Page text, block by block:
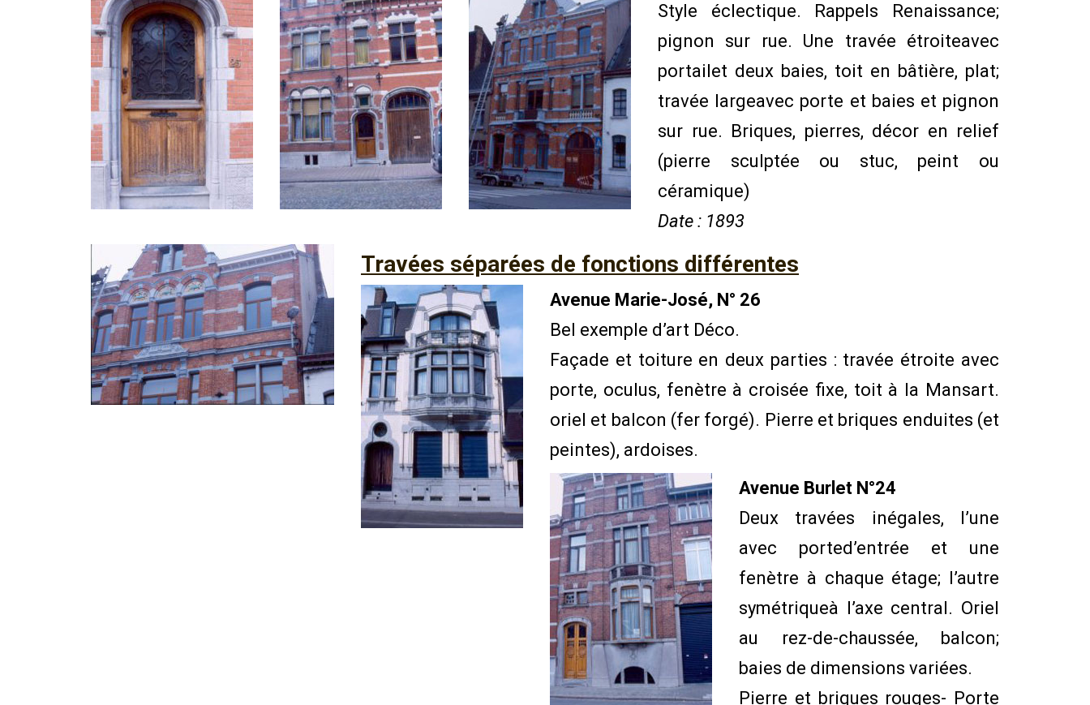
Style éclectique. Rappels Renaissance;
pignon sur rue. Une travée étroiteavec
portailet deux baies, toit en bâtière, plat;
travée largeavec porte et baies et pignon
sur rue. Briques, pierres, décor en relief
(pierre sculptée ou stuc, peint ou
céramique)
Date : 1893
Travées séparées de fonctions différentes
Avenue Marie-José, N° 26
Bel exemple d’art Déco.
Façade et toiture en deux parties : travée étroite avec
porte, oculus, fenètre à croisée fixe, toit à la Mansart.
oriel et balcon (fer forgé). Pierre et briques enduites (et
peintes), ardoises.
Avenue Burlet N°24
Deux travées inégales, l’une
avec ported’entrée et une
fenètre à chaque étage; l’autre
symétriqueà l’axe central. Oriel
au rez-de-chaussée, balcon;
baies de dimensions variées.
Pierre et briques rouges- Porte